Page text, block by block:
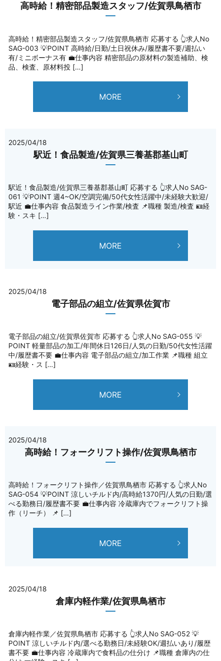
高時給！精密部品製造スタッフ/佐賀県鳥栖市
高時給！精密部品製造スタッフ/佐賀県鳥栖市 応募する 👆求人No
SAG-003 💡POINT 高時給/日勤/土日祝休み/履歴書不要/週払い
有/ミニボーナス有 💼仕事内容 精密部品の原材料の製造補助、検
品、検査、原材料投 […]
MORE
2025/04/18
駅近！食品製造/佐賀県三養基郡基山町
駅近！食品製造/佐賀県三養基郡基山町 応募する 👆求人No SAG-
061 💡POINT 週4~OK/空調完備/50代女性活躍中/未経験大歓迎/
駅近 💼仕事内容 食品製造ライン作業/検査 📌職種 製造/検査 🪪経
験・スキ […]
MORE
2025/04/18
電子部品の組立/佐賀県佐賀市
電子部品の組立/佐賀県佐賀市 応募する 👆求人No SAG-055 💡
POINT 軽量部品の加工/年間休日126日/人気の日勤/50代女性活躍
中/履歴書不要 💼仕事内容 電子部品の組立/加工作業 📌職種 組立
🪪経験・ス […]
MORE
2025/04/18
高時給！フォークリフト操作/佐賀県鳥栖市
高時給！フォークリフト操作／佐賀県鳥栖市 応募する 👆求人No
SAG-054 💡POINT 涼しいチルド内/高時給1370円/人気の日勤/選
べる勤務日/履歴書不要 💼仕事内容 冷蔵庫内でフォークリフト操
作（リーチ） 📌 […]
MORE
2025/04/18
倉庫内軽作業/佐賀県鳥栖市
倉庫内軽作業／佐賀県鳥栖市 応募する 👆求人No SAG-052 💡
POINT 涼しいチルド内/選べる勤務日/未経験OK/週払いあり/履歴
書不要 💼仕事内容 冷蔵庫内で食料品の仕分け 📌職種 倉庫内の仕